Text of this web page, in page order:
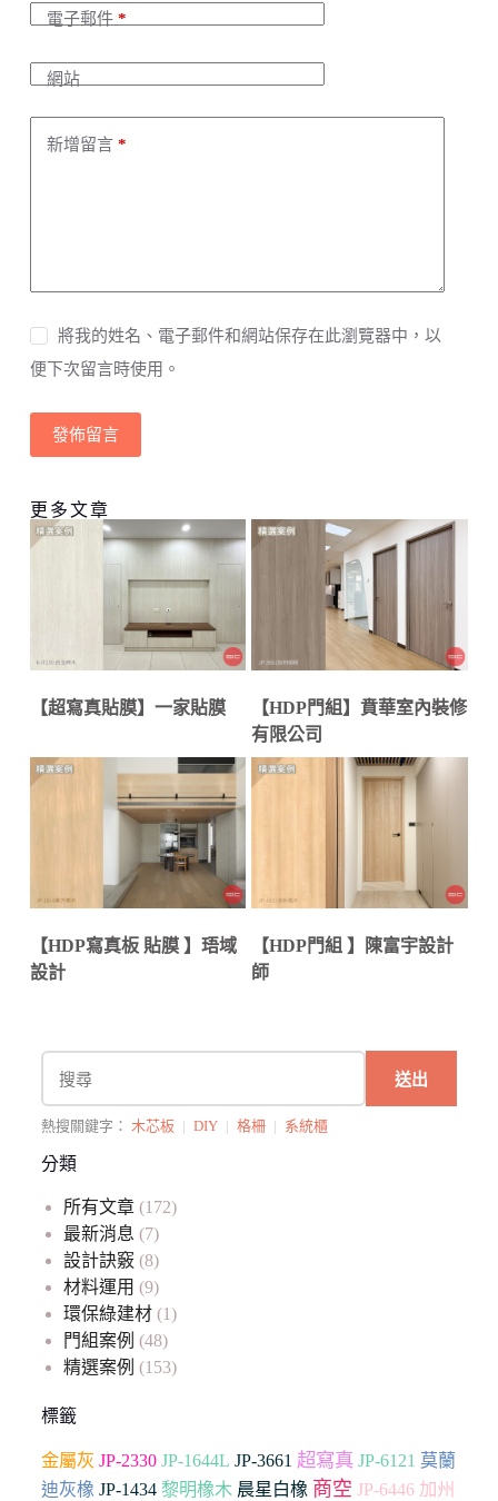
送出
熱搜關鍵字： 木芯板 | DIY | 格柵 | 系統櫃
分類
所有文章(172)
最新消息 (7)
設計訣竅(8)
材料運用 (9)
環保綠建材(1)
門組案例 (48)
精選案例 (153)
標籤
金屬灰 JP-2330 JP-1644L JP-3661 超寫真 JP-6121 莫蘭
迪灰橡 JP-1434 黎明橡木 晨星白橡 商空 JP-6446 加州
電子郵件*
網站
新增留言*
將我的姓名、電子郵件和網站保存在此瀏覽器中，以
便下次留言時使用。
發佈留言
a
t
v
e
更多文章
【超寫真貼膜】一家貼膜
【HDP門組】賁華室內裝修
有限公司
【HDP寫真板 貼膜 】珸域
設計
【HDP門組 】陳富宇設計
師